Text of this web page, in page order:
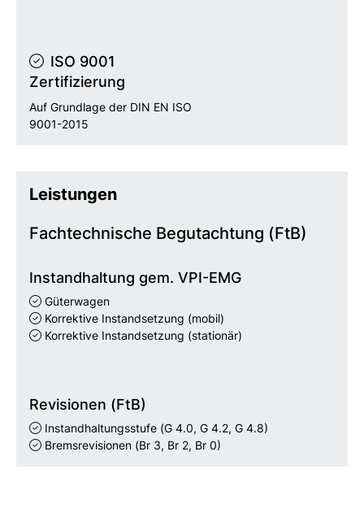
ISO 9001
Zertifizierung
Auf Grundlage der DIN EN ISO
9001-2015
Leistungen
Fachtechnische Begutachtung (FtB)
Instandhaltung gem. VPI-EMG
Güterwagen
Korrektive Instandsetzung (mobil)
Korrektive Instandsetzung (stationär)
Revisionen (FtB)
Instandhaltungsstufe (G 4.0, G 4.2, G 4.8)
Bremsrevisionen (Br 3, Br 2, Br 0)